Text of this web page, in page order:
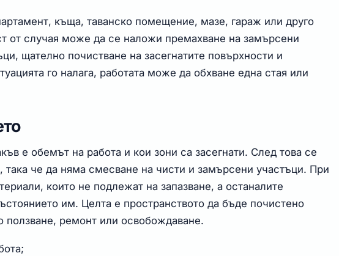
къща, таванско помещение, мазе, гараж или друго
от случая може да се наложи премахване на замърсени
щателно почистване на засегнатите повърхности и
го налага, работата може да обхване една стая или
е обемът на работа и кои зони са засегнати. След това се
че да няма смесване на чисти и замърсени участъци. При
които не подлежат на запазване, а останалите
им. Целта е пространството да бъде почистено
ползване, ремонт или освобождаване.